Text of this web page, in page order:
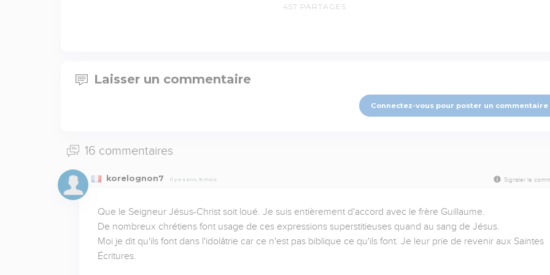
457 PARTAGES
Laisser un commentaire
Connectez-vous pour poster un commentaire
16 commentaires
korelognon7 Il y a 4 ans, 9 mois Signaler le
Que le Seigneur Jésus-Christ soit loué. Je suis entièrement d'accord avec le frère Guillaume.
De nombreux chrétiens font usage de ces expressions superstitieuses quand au sang de Jésus.
Moi je dit qu'ils font dans l'idolâtrie car ce n'est pas biblique ce qu'ils font. Je leur prie de revenir aux Saintes
Écritures.